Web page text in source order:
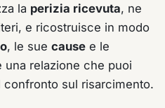
la perizia ricevuta, ne
e ricostruisce in modo
, le sue cause e le
una relazione che puoi
sul risarcimento.